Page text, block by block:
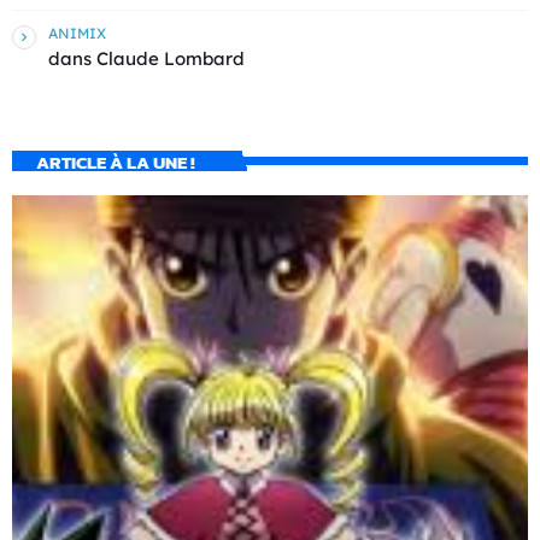
ANIMIX
dans Claude Lombard
ARTICLE À LA UNE !